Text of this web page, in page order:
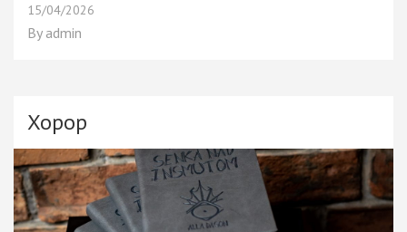
15/04/2026
By admin
Хорор